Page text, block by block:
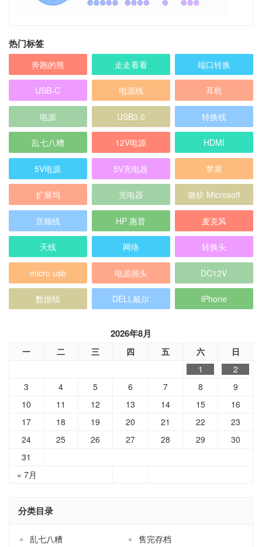
热门标签
奔跑的熊 走走看看 端口转换
USB-C 电源线 耳机
电源 USB3.0 转换线
乱七八糟 12V电源 HDMI
5V电源 5V充电器 苹果
扩展坞 充电器 微软 Microsoft
音频线 HP 惠普 麦克风
天线 网络 转换头
micro usb 电源插头 DC12V
数据线 DELL戴尔 iPhone
2026年8月
一 二 三 四 五 六 日
« 7月
1
2
3
4 5 6 7 8
9
10
11 12 13 14 15
16
17
18 19 20 21 22
23
24
25 26 27 28 29
30
31
分类目录
乱七八糟
售完存档